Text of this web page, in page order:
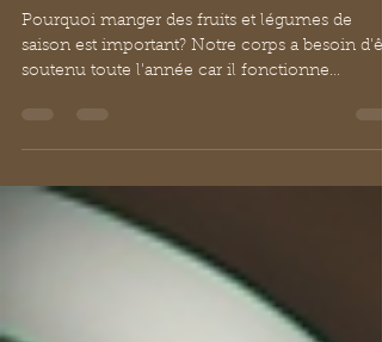
Solutions Alternatives Et
Complémentaires)
Lui apporter ce dont il a besoin au bon
moment, est une autre manière alternative et
complémentaire d'accompagner ton corps au
travers de la maladie. La suite dans l'article.